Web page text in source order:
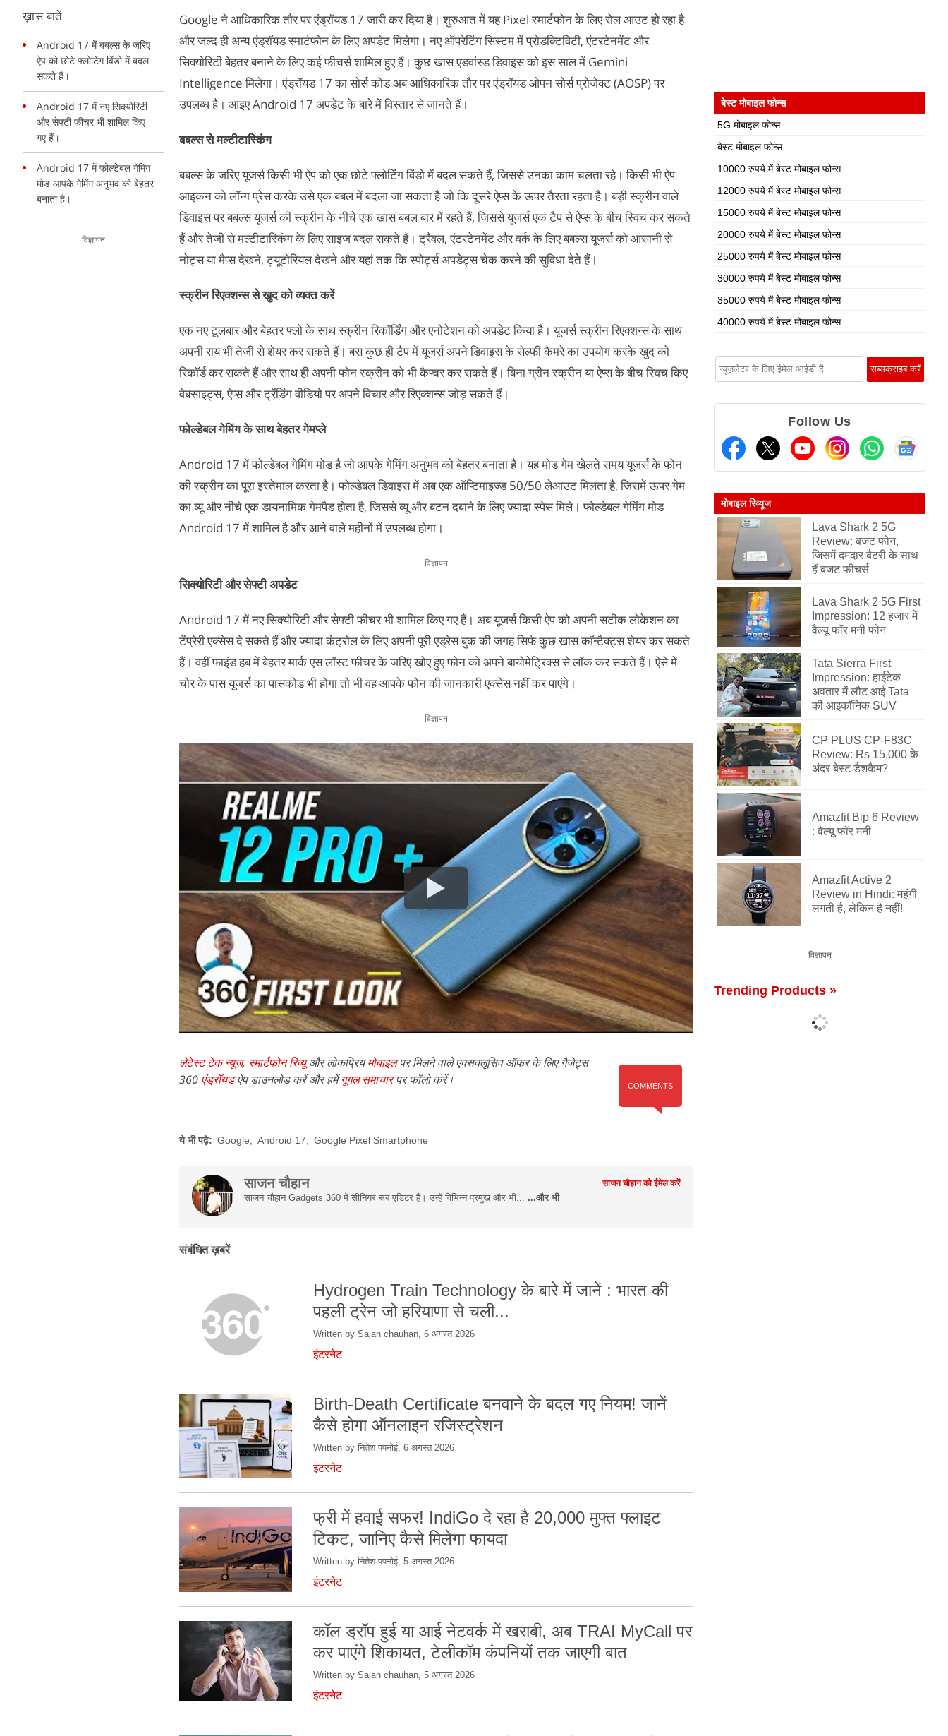
ख़ास बातें
Android 17 में बबल्स के जरिए
ऐप को छोटे फ्लोटिंग विंडो में बदल
सकते हैं।
Android 17 में नए सिक्योरिटी
और सेफ्टी फीचर भी शामिल किए
गए हैं।
Android 17 में फोल्डेबल गेमिंग
मोड आपके गेमिंग अनुभव को बेहतर
बनाता है।
विज्ञापन
Google ने आधिकारिक तौर पर एंड्रॉयड 17 जारी कर दिया है। शुरुआत में यह Pixel स्मार्टफोन के लिए रोल आउट हो रहा है
और जल्द ही अन्य एंड्रॉयड स्मार्टफोन के लिए अपडेट मिलेगा। नए ऑपरेटिंग सिस्टम में प्रोडक्टिविटी, एंटरटेनमेंट और
सिक्योरिटी बेहतर बनाने के लिए कई फीचर्स शामिल हुए हैं। कुछ खास एडवांस्ड डिवाइस को इस साल में Gemini
Intelligence मिलेगा। एंड्रॉयड 17 का सोर्स कोड अब आधिकारिक तौर पर एंड्रॉयड ओपन सोर्स प्रोजेक्ट (AOSP) पर
उपलब्ध है। आइए Android 17 अपडेट के बारे में विस्तार से जानते हैं।
बबल्स से मल्टीटास्किंग
बबल्स के जरिए यूजर्स किसी भी ऐप को एक छोटे फ्लोटिंग विंडो में बदल सकते हैं, जिससे उनका काम चलता रहे। किसी भी ऐप
आइकन को लॉन्ग प्रेस करके उसे एक बबल में बदला जा सकता है जो कि दूसरे ऐप्स के ऊपर तैरता रहता है। बड़ी स्क्रीन वाले
डिवाइस पर बबल्स यूजर्स की स्क्रीन के नीचे एक खास बबल बार में रहते हैं, जिससे यूजर्स एक टैप से ऐप्स के बीच स्विच कर सकते
हैं और तेजी से मल्टीटास्किंग के लिए साइज बदल सकते हैं। ट्रैवल, एंटरटेनमेंट और वर्क के लिए बबल्स यूजर्स को आसानी से
नोट्स या मैप्स देखने, ट्यूटोरियल देखने और यहां तक कि स्पोर्ट्स अपडेट्स चेक करने की सुविधा देते हैं।
स्क्रीन रिएक्शन्स से खुद को व्यक्त करें
एक नए टूलबार और बेहतर फ्लो के साथ स्क्रीन रिकॉर्डिंग और एनोटेशन को अपडेट किया है। यूजर्स स्क्रीन रिएक्शन्स के साथ
अपनी राय भी तेजी से शेयर कर सकते हैं। बस कुछ ही टैप में यूजर्स अपने डिवाइस के सेल्फी कैमरे का उपयोग करके खुद को
रिकॉर्ड कर सकते हैं और साथ ही अपनी फोन स्क्रीन को भी कैप्चर कर सकते हैं। बिना ग्रीन स्क्रीन या ऐप्स के बीच स्विच किए
वेबसाइट्स, ऐप्स और ट्रेंडिंग वीडियो पर अपने विचार और रिएक्शन्स जोड़ सकते हैं।
फोल्डेबल गेमिंग के साथ बेहतर गेमप्ले
Android 17 में फोल्डेबल गेमिंग मोड है जो आपके गेमिंग अनुभव को बेहतर बनाता है। यह मोड गेम खेलते समय यूजर्स के फोन
की स्क्रीन का पूरा इस्तेमाल करता है। फोल्डेबल डिवाइस में अब एक ऑप्टिमाइज्ड 50/50 लेआउट मिलता है, जिसमें ऊपर गेम
का व्यू और नीचे एक डायनामिक गेमपैड होता है, जिससे व्यू और बटन दबाने के लिए ज्यादा स्पेस मिले। फोल्डेबल गेमिंग मोड
Android 17 में शामिल है और आने वाले महीनों में उपलब्ध होगा।
विज्ञापन
सिक्योरिटी और सेफ्टी अपडेट
Android 17 में नए सिक्योरिटी और सेफ्टी फीचर भी शामिल किए गए हैं। अब यूजर्स किसी ऐप को अपनी सटीक लोकेशन का
टेंप्रेरी एक्सेस दे सकते हैं और ज्यादा कंट्रोल के लिए अपनी पूरी एड्रेस बुक की जगह सिर्फ कुछ खास कॉन्टैक्ट्स शेयर कर सकते
हैं। वहीं फाइंड हब में बेहतर मार्क एस लॉस्ट फीचर के जरिए खोए हुए फोन को अपने बायोमेट्रिक्स से लॉक कर सकते हैं। ऐसे में
चोर के पास यूजर्स का पासकोड भी होगा तो भी वह आपके फोन की जानकारी एक्सेस नहीं कर पाएंगे।
विज्ञापन
COMMENTS
लेटेस्ट टेक न्यूज़, स्मार्टफोन रिव्यूऔर लोकप्रियमोबाइलपर मिलने वाले एक्सक्लूसिव ऑफर के लिए गैजेट्स
360 एंड्रॉयडऐप डाउनलोड करें और हमेंगूगल समाचारपर फॉलो करें।
ये भी पढ़े: Google Android 17 Google Pixel Smartphone
साजन चौहान साजन चौहान को ईमेल करें
साजन चौहान Gadgets 360 में सीनियर सब एडिटर हैं। उन्हें विभिन्न प्रमुख और भी... ...और भी
संबंधित ख़बरें
Hydrogen Train Technology के बारे में जानें : भारत की
पहली ट्रेन जो हरियाणा से चली...
Written by Sajan chauhan, 6 अगस्त 2026
इंटरनेट
Birth-Death Certificate बनवाने के बदल गए नियम! जानें
कैसे होगा ऑनलाइन रजिस्ट्रेशन
Written by नितेश पपनोई, 6 अगस्त 2026
इंटरनेट
फ्री में हवाई सफर! IndiGo दे रहा है 20,000 मुफ्त फ्लाइट
टिकट, जानिए कैसे मिलेगा फायदा
Written by नितेश पपनोई, 5 अगस्त 2026
इंटरनेट
कॉल ड्रॉप हुई या आई नेटवर्क में खराबी, अब TRAI MyCall पर
कर पाएंगे शिकायत, टेलीकॉम कंपनियों तक जाएगी बात
Written by Sajan chauhan, 5 अगस्त 2026
इंटरनेट
बेस्ट मोबाइल फोन्स
5G मोबाइल फोन्स
बेस्ट मोबाइल फोन्स
10000 रुपये में बेस्ट मोबाइल फोन्स
12000 रुपये में बेस्ट मोबाइल फोन्स
15000 रुपये में बेस्ट मोबाइल फोन्स
20000 रुपये में बेस्ट मोबाइल फोन्स
25000 रुपये में बेस्ट मोबाइल फोन्स
30000 रुपये में बेस्ट मोबाइल फोन्स
35000 रुपये में बेस्ट मोबाइल फोन्स
40000 रुपये में बेस्ट मोबाइल फोन्स
Follow Us
मोबाइल रिव्यूज
Lava Shark 2 5G
Review: बजट फोन,
जिसमें दमदार बैटरी के साथ
हैं बजट फीचर्स
Lava Shark 2 5G First
Impression: 12 हजार में
वैल्यू फॉर मनी फोन
Tata Sierra First
Impression: हाईटेक
अवतार में लौट आई Tata
की आइकॉनिक SUV
CP PLUS CP-F83C
Review: Rs 15,000 के
अंदर बेस्ट डैशकैम?
Amazfit Bip 6 Review
: वैल्यू फॉर मनी
Amazfit Active 2
Review in Hindi: महंगी
लगती है, लेकिन है नहीं!
विज्ञापन
Trending Products »